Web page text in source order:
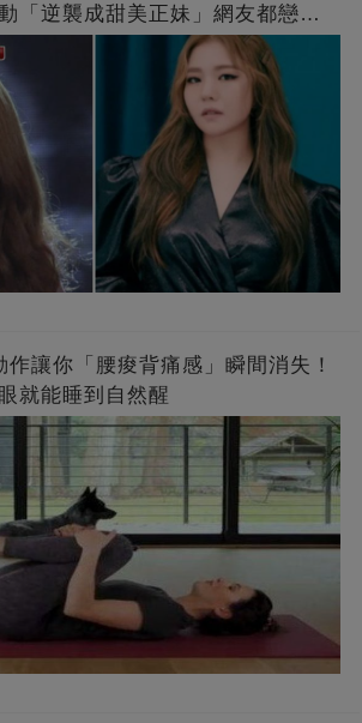
「逆襲成甜美正妹」網友都戀愛
作讓你「腰痠背痛感」瞬間消失！
就能睡到自然醒